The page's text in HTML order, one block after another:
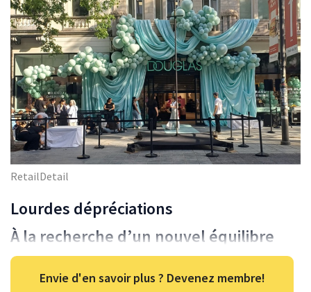
RetailDetail
Lourdes dépréciations
À la recherche d’un nouvel équilibre
Envie d'en savoir plus ? Devenez membre!